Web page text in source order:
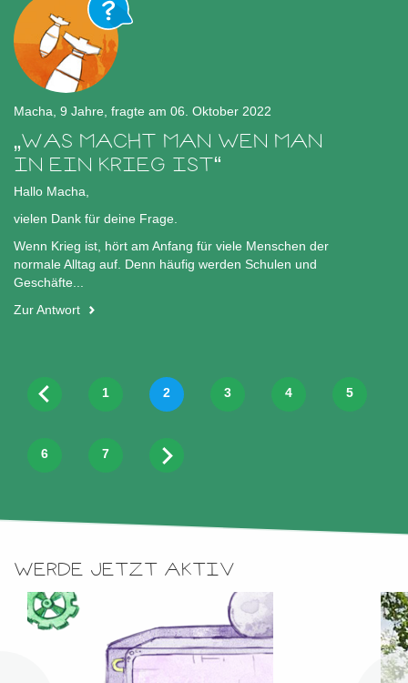
Macha, 9 Jahre, fragte am 06. Oktober 2022
WAS MACHT MAN WEN MAN
IN EIN KRIEG IST
Hallo Macha,
vielen Dank für deine Frage.
Wenn Krieg ist, hört am Anfang für viele Menschen der
normale Alltag auf. Denn häufig werden Schulen und
Geschäfte...
Zur Antwort
1 2 3 4 5
6 7
WERDE JETZT AKTIV